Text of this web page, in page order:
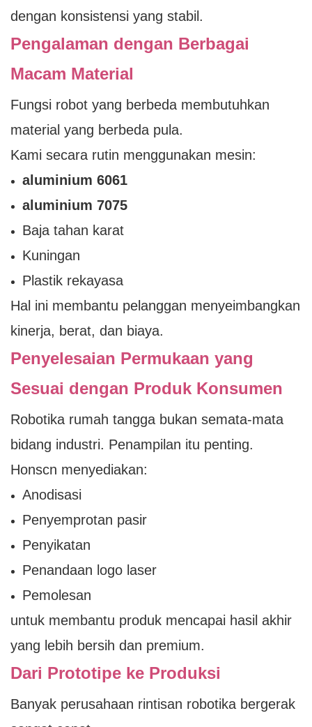
dengan konsistensi yang stabil.
Pengalaman dengan Berbagai
Macam Material
Fungsi robot yang berbeda membutuhkan
material yang berbeda pula.
Kami secara rutin menggunakan mesin:
aluminium 6061
aluminium 7075
Baja tahan karat
Kuningan
Plastik rekayasa
Hal ini membantu pelanggan menyeimbangkan
kinerja, berat, dan biaya.
Penyelesaian Permukaan yang
Sesuai dengan Produk Konsumen
Robotika rumah tangga bukan semata-mata
bidang industri. Penampilan itu penting.
Honscn menyediakan:
Anodisasi
Penyemprotan pasir
Penyikatan
Penandaan logo laser
Pemolesan
untuk membantu produk mencapai hasil akhir
yang lebih bersih dan premium.
Dari Prototipe ke Produksi
Banyak perusahaan rintisan robotika bergerak